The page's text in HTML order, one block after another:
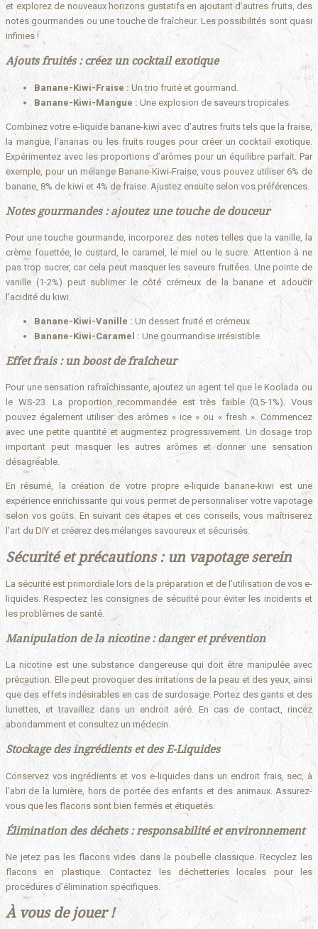
et explorez de nouveaux horizons gustatifs en ajoutant d’autres fruits, des
notes gourmandes ou une touche de fraîcheur. Les possibilités sont quasi
infinies !
Ajouts fruités : créez un cocktail exotique
Banane-Kiwi-Fraise : Un trio fruité et gourmand.
Banane-Kiwi-Mangue : Une explosion de saveurs tropicales.
Combinez votre e-liquide banane-kiwi avec d’autres fruits tels que la fraise,
la mangue, l’ananas ou les fruits rouges pour créer un cocktail exotique.
Expérimentez avec les proportions d’arômes pour un équilibre parfait. Par
exemple, pour un mélange Banane-Kiwi-Fraise, vous pouvez utiliser 6% de
banane, 8% de kiwi et 4% de fraise. Ajustez ensuite selon vos préférences.
Notes gourmandes : ajoutez une touche de douceur
Pour une touche gourmande, incorporez des notes telles que la vanille, la
crème fouettée, le custard, le caramel, le miel ou le sucre. Attention à ne
pas trop sucrer, car cela peut masquer les saveurs fruitées. Une pointe de
vanille (1-2%) peut sublimer le côté crémeux de la banane et adoucir
l’acidité du kiwi.
Banane-Kiwi-Vanille : Un dessert fruité et crémeux.
Banane-Kiwi-Caramel : Une gourmandise irrésistible.
Effet frais : un boost de fraîcheur
Pour une sensation rafraîchissante, ajoutez un agent tel que le Koolada ou
le WS-23. La proportion recommandée est très faible (0,5-1%). Vous
pouvez également utiliser des arômes « ice » ou « fresh ». Commencez
avec une petite quantité et augmentez progressivement. Un dosage trop
important peut masquer les autres arômes et donner une sensation
désagréable.
En résumé, la création de votre propre e-liquide banane-kiwi est une
expérience enrichissante qui vous permet de personnaliser votre vapotage
selon vos goûts. En suivant ces étapes et ces conseils, vous maîtriserez
l’art du DIY et créerez des mélanges savoureux et sécurisés.
Sécurité et précautions : un vapotage serein
La sécurité est primordiale lors de la préparation et de l’utilisation de vos e-
liquides. Respectez les consignes de sécurité pour éviter les incidents et
les problèmes de santé.
Manipulation de la nicotine : danger et prévention
La nicotine est une substance dangereuse qui doit être manipulée avec
précaution. Elle peut provoquer des irritations de la peau et des yeux, ainsi
que des effets indésirables en cas de surdosage. Portez des gants et des
lunettes, et travaillez dans un endroit aéré. En cas de contact, rincez
abondamment et consultez un médecin.
Stockage des ingrédients et des E-Liquides
Conservez vos ingrédients et vos e-liquides dans un endroit frais, sec, à
l’abri de la lumière, hors de portée des enfants et des animaux. Assurez-
vous que les flacons sont bien fermés et étiquetés.
Élimination des déchets : responsabilité et environnement
Ne jetez pas les flacons vides dans la poubelle classique. Recyclez les
flacons en plastique. Contactez les déchetteries locales pour les
procédures d’élimination spécifiques.
À vous de jouer !